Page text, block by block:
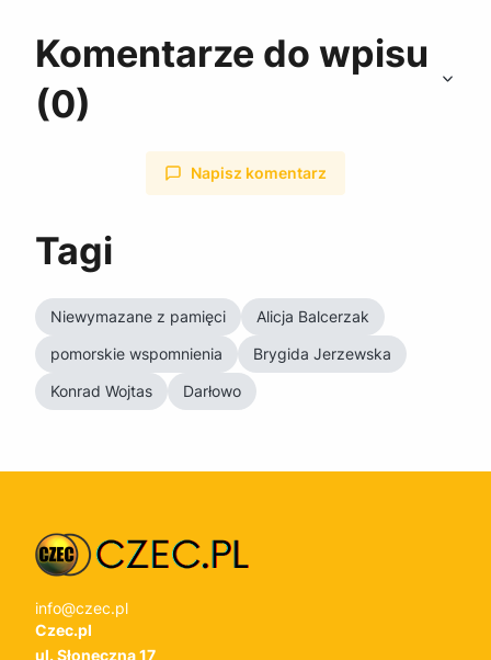
Komentarze do wpisu
(0)
Napisz komentarz
Tagi
Niewymazane z pamięci
Alicja Balcerzak
pomorskie wspomnienia
Brygida Jerzewska
Konrad Wojtas
Darłowo
info@czec.pl
Czec.pl
ul. Słoneczna 17